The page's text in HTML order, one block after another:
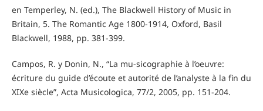
en Temperley, N. (ed.), The Blackwell History of Music in
Britain, 5. The Romantic Age 1800-1914, Oxford, Basil
Blackwell, 1988, pp. 381-399.
Campos, R. y Donin, N., “La mu-sicographie à l’oeuvre:
écriture du guide d’écoute et autorité de l’analyste à la fin du
XIXe siècle”, Acta Musicologica, 77/2, 2005, pp. 151-204.